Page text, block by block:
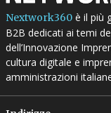
Nextwork360è il più
B2B dedicati ai temi
dell’Innovazione
cultura digitale e
amministrazioni